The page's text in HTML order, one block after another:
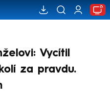
Vycítil
za pravdu.